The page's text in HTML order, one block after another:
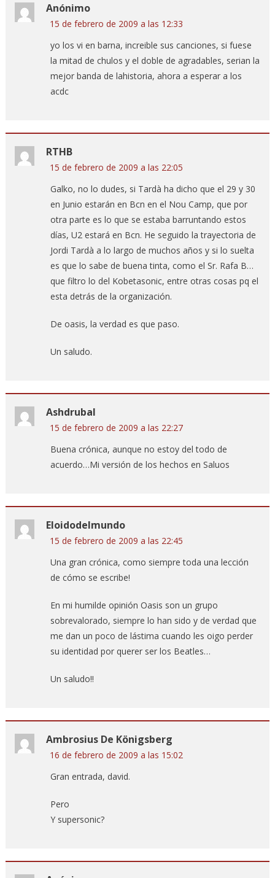
Anónimo
15 de febrero de 2009 a las 12:33
yo los vi en barna, increible sus canciones, si fuese
la mitad de chulos y el doble de agradables, serian la
mejor banda de lahistoria, ahora a esperar a los
acdc
RTHB
15 de febrero de 2009 a las 22:05
Galko, no lo dudes, si Tardà ha dicho que el 29 y 30
en Junio estarán en Bcn en el Nou Camp, que por
otra parte es lo que se estaba barruntando estos
días, U2 estará en Bcn. He seguido la trayectoria de
Jordi Tardà a lo largo de muchos años y si lo suelta
es que lo sabe de buena tinta, como el Sr. Rafa B…
que filtro lo del Kobetasonic, entre otras cosas pq el
esta detrás de la organización.
De oasis, la verdad es que paso.
Un saludo.
Ashdrubal
15 de febrero de 2009 a las 22:27
Buena crónica, aunque no estoy del todo de
acuerdo…Mi versión de los hechos en Saluos
Eloidodelmundo
15 de febrero de 2009 a las 22:45
Una gran crónica, como siempre toda una lección
de cómo se escribe!
En mi humilde opinión Oasis son un grupo
sobrevalorado, siempre lo han sido y de verdad que
me dan un poco de lástima cuando les oigo perder
su identidad por querer ser los Beatles…
Un saludo!!
Ambrosius De Königsberg
16 de febrero de 2009 a las 15:02
Gran entrada, david.
Pero
Y supersonic?